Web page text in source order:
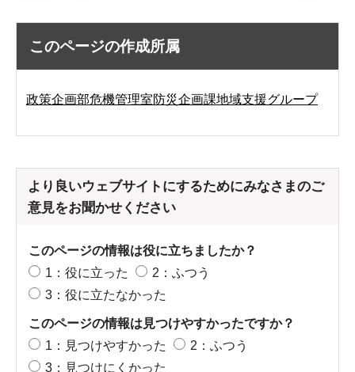
このページの作成所属
政策企画部危機管理室防災企画課地域支援グループ
より良いウェブサイトにするためにみなさまのご
意見をお聞かせください
このページの情報は役に立ちましたか？
1：役に立った
2：ふつう
3：役に立たなかった
このページの情報は見つけやすかったですか？
1：見つけやすかった
2：ふつう
3：見つけにくかった